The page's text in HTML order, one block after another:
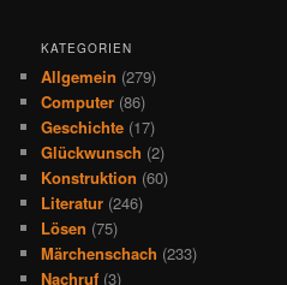
KATEGORIEN
Allgemein (279)
Computer (86)
Geschichte (17)
Glückwunsch (2)
Konstruktion (60)
Literatur (246)
Lösen (75)
Märchenschach (233)
Nachruf (3)